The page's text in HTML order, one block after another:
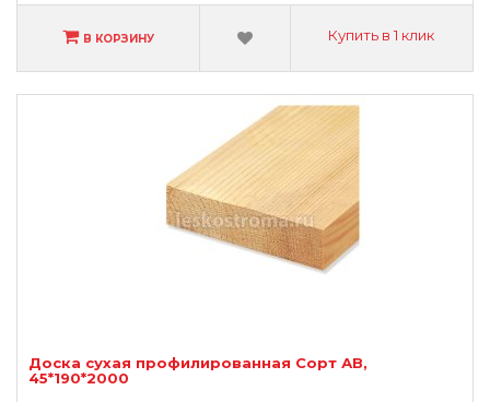
В КОРЗИНУ Купить в 1 клик
Доска сухая профилированная Сорт АВ,
45*190*2000